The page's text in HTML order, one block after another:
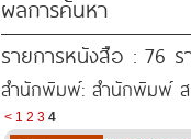
ผลการค้นหา
รายการหนังสือ : 76 ร
สำนักพิมพ์: สำนักพิมพ์ ส
< 1 2 3 4